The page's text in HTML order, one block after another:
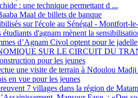
: une technique permettant d ...
Maal de billets de banque
sur l'école au Sénégal - Montfort-
d'agnam mènent la
d’Agnam Civol optent pour le jadelle
SUR LE CIRCUIT DU
pour les jeunes
une visite de terrain à Ndoulou
en vue pour les jeunes
7 villages dans la région de Matam